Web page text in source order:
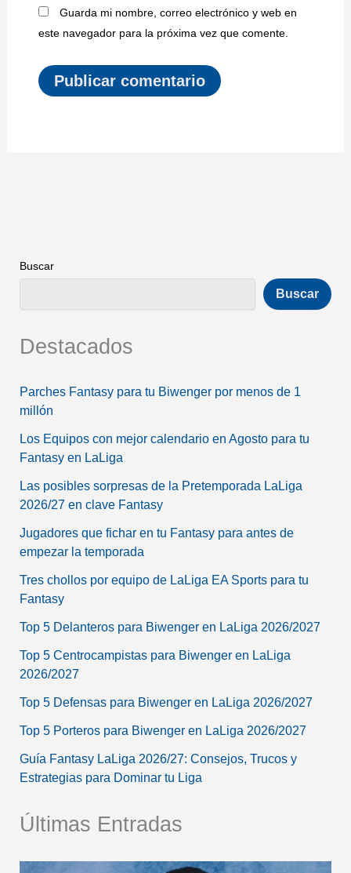
Guarda mi nombre, correo electrónico y web en
este navegador para la próxima vez que comente.
Buscar
Buscar
Destacados
Parches Fantasy para tu Biwenger por menos de 1
millón
Los Equipos con mejor calendario en Agosto para tu
Fantasy en LaLiga
Las posibles sorpresas de la Pretemporada LaLiga
2026/27 en clave Fantasy
Jugadores que fichar en tu Fantasy para antes de
empezar la temporada
Tres chollos por equipo de LaLiga EA Sports para tu
Fantasy
Top 5 Delanteros para Biwenger en LaLiga 2026/2027
Top 5 Centrocampistas para Biwenger en LaLiga
2026/2027
Top 5 Defensas para Biwenger en LaLiga 2026/2027
Top 5 Porteros para Biwenger en LaLiga 2026/2027
Guía Fantasy LaLiga 2026/27: Consejos, Trucos y
Estrategias para Dominar tu Liga
Últimas Entradas